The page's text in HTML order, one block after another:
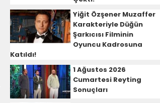
Yiğit Özşener Muzaffer
Karakteriyle Düğün
Şarkıcısı Filminin
Oyuncu Kadrosuna
Katıldı!
1 Ağustos 2026
Cumartesi Reyting
Sonuçları